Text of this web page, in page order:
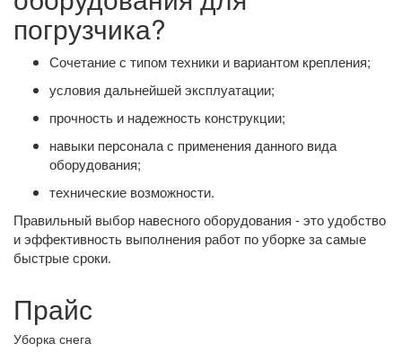
погрузчика?
Сочетание с типом техники и вариантом крепления;
условия дальнейшей эксплуатации;
прочность и надежность конструкции;
навыки персонала с применения данного вида
оборудования;
технические возможности.
Правильный выбор навесного оборудования - это удобство
и эффективность выполнения работ по уборке за самые
быстрые сроки.
Прайс
Уборка снега